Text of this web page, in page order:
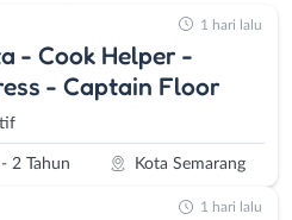
- Cook Helper -
- Captain Floor
2 Tahun Kota Semarang
1 hari lalu
1 hari lalu